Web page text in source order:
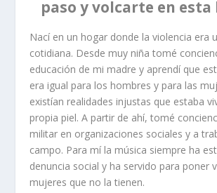
paso y volcarte en esta
Nací en un hogar donde la violencia era
cotidiana. Desde muy niña tomé
educación de mi madre y aprendí que
era igual para los hombres y para las
existían realidades injustas que estaba
propia piel. A partir de ahí, tomé
militar en organizaciones sociales y a
campo. Para mí la música siempre ha
denuncia social y ha servido para poner
mujeres que no la tienen.